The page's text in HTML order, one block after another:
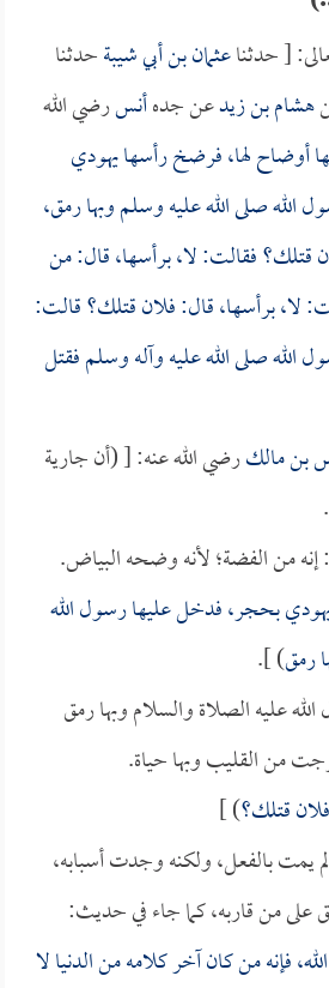
[ حدثناعثمان بن أبي شيبةحدثنا
هشام بن زيدعن جدهأنسرضي الله
أوضاح لها، فرضخ رأسها يهودي
صلى الله عليه وسلم وبها رمق،
قتلك؟ فقالت: لا، برأسها، قال: من
لا، برأسها، قال: فلان قتلك؟ قالت:
الله صلى الله عليه وآله وسلم فقتل
بن مالكرضي الله عنه: [ (أن جارية
من الفضة؛ لأنه وضحه البياض.
بحجر، فدخل عليها رسول الله
رمق) ].
عليه الصلاة والسلام وبها رمق
من القليب وبها حياة.
قتلك؟) ]
يمت بالفعل، ولكنه وجدت أسبابه،
على من قاربه، كما جاء في حديث:
فإنه من كان آخر كلامه من الدنيا لا